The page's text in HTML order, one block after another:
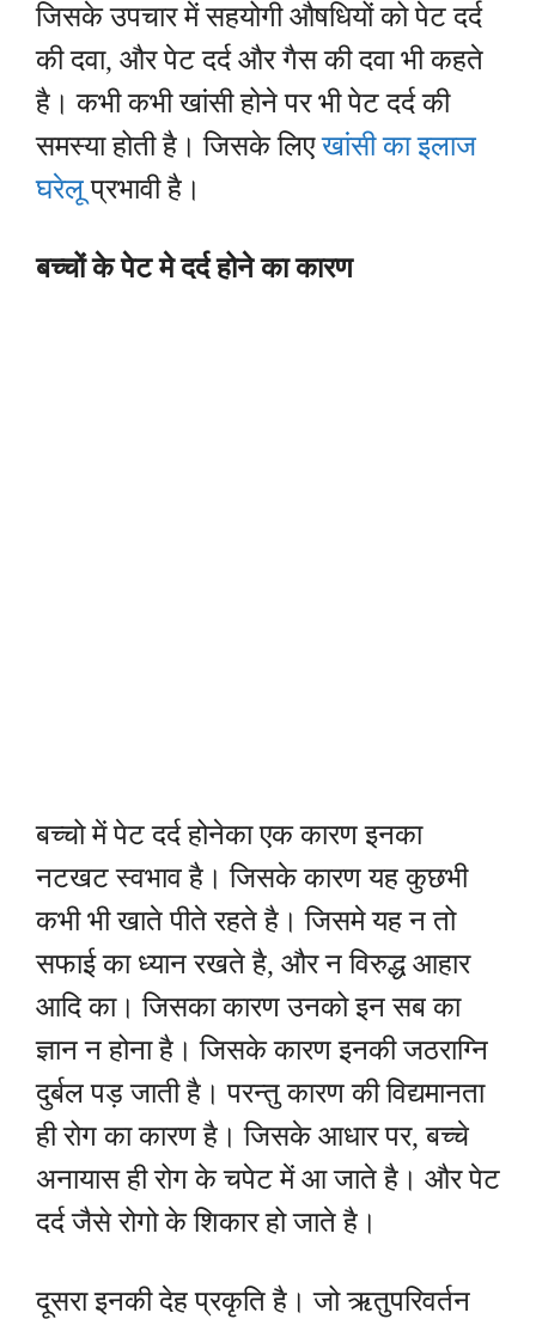
जिसके उपचार में सहयोगी औषधियों को पेट दर्द
की दवा, और पेट दर्द और गैस की दवा भी कहते
है। कभी कभी खांसी होने पर भी पेट दर्द की
समस्या होती है। जिसके लिएखांसी का इलाज
घरेलूप्रभावी है।
बच्चों के पेट मे दर्द होने का कारण
बच्चो में पेट दर्द होनेका एक कारण इनका
नटखट स्वभाव है। जिसके कारण यह कुछभी
कभी भी खाते पीते रहते है। जिसमे यह न तो
सफाई का ध्यान रखते है, और न विरुद्ध आहार
आदि का। जिसका कारण उनको इन सब का
ज्ञान न होना है। जिसके कारण इनकी जठराग्नि
दुर्बल पड़ जाती है। परन्तु कारण की विद्यमानता
ही रोग का कारण है। जिसके आधार पर, बच्चे
अनायास ही रोग के चपेट में आ जाते है। और पेट
दर्द जैसे रोगो के शिकार हो जाते है।
दूसरा इनकी देह प्रकृति है। जो ऋतुपरिवर्तन